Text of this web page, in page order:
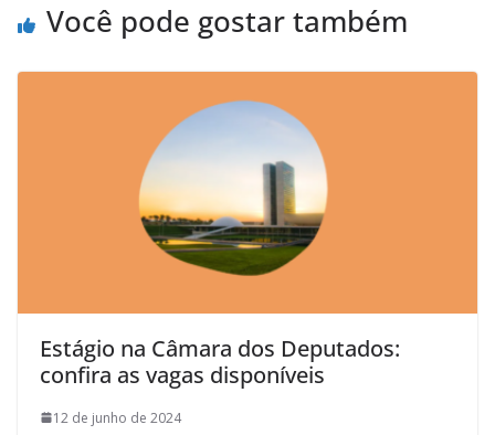
Você pode gostar também
Estágio na Câmara dos Deputados:
confira as vagas disponíveis
12 de junho de 2024